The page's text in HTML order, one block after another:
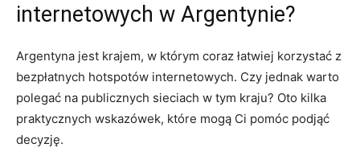
internetowych w Argentynie?
Argentyna jest krajem, w którym coraz łatwiej korzystać z
bezpłatnych hotspotów internetowych. Czy jednak warto
polegać na publicznych sieciach w tym kraju? Oto kilka
praktycznych wskazówek, które mogą Ci pomóc podjąć
decyzję.